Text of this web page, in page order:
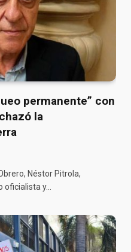
permanente” con
la
Néstor Pitrola,
y…